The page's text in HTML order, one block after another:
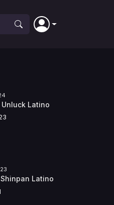
Latino
Latino